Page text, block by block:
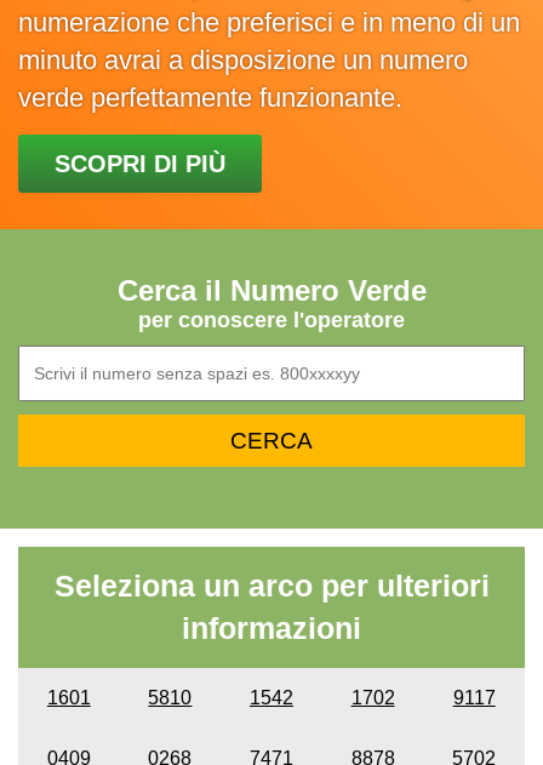
numerazione che preferisci e in meno di un
minuto avrai a disposizione un numero
verde perfettamente funzionante.
SCOPRI DI PIÙ
Cerca il Numero Verde
per conoscere l'operatore
Seleziona un arco per ulteriori
informazioni
1601 5810 1542 1702 9117
0409 0268 7471 8878 5702